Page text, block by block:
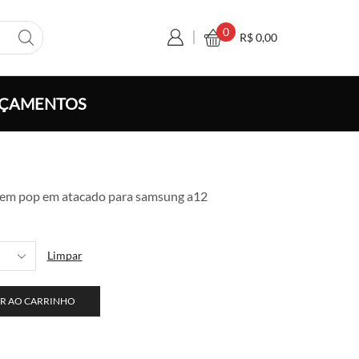
0 R$0,00
pop em atacado para samsung a12
Limpar
AO CARRINHO